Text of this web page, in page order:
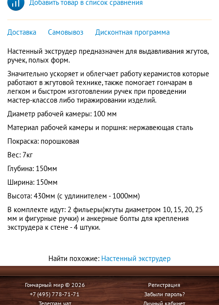
Добавить товар в список сравнения
Доставка Самовывоз Дисконтная программа
Настенный экструдер предназначен для выдавливания жгутов,
ручек, полых форм.
Значительно ускоряет и облегчает работу керамистов которые
работают в жгутовой технике, также помогает гончарам в
легком и быстром изготовлении ручек при проведении
мастер-классов либо тиражировании изделий.
Диаметр рабочей камеры: 100 мм
Материал рабочей камеры и поршня: нержавеющая сталь
Покраска: порошковая
Вес: 7кг
Глубина: 150мм
Ширина: 150мм
Высота: 430мм (с удлинителем - 1000мм)
В комплекте идут: 2 фильеры(жгуты диаметром 10, 15, 20, 25
мм и фигурные ручки) и анкерные болты для крепления
экструдера к стене - 4 штуки.
Найти похожие: Настенный экструдер
Гончарный мир © 2026
+7 (495) 778-71-71
Телеграм чат
Регистрация
Забыли пароль?
Личный кабинет